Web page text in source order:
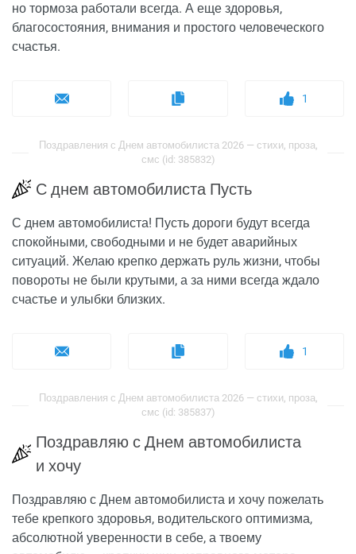
но тормоза работали всегда. А еще здоровья,
благосостояния, внимания и простого человеческого
счастья.
1
Поздравления с Днем автомобилиста 2026 — стихи, проза,
смс (id: 385832)
С днем автомобилиста Пусть
С днем автомобилиста! Пусть дороги будут всегда
спокойными, свободными и не будет аварийных
ситуаций. Желаю крепко держать руль жизни, чтобы
повороты не были крутыми, а за ними всегда ждало
счастье и улыбки близких.
1
Поздравления с Днем автомобилиста 2026 — стихи, проза,
смс (id: 385837)
Поздравляю с Днем автомобилиста
и хочу
Поздравляю с Днем автомобилиста и хочу пожелать
тебе крепкого здоровья, водительского оптимизма,
абсолютной уверенности в себе, а твоему